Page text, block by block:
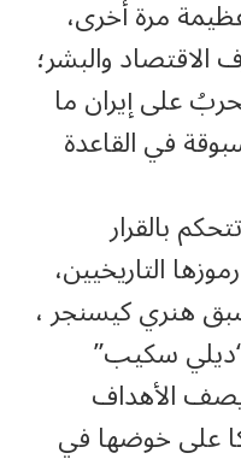
مرة أخرى،
والبشر؛
على إيران ما
في القاعدة
بالقرار
التاريخيين،
هنري كيسنجر ،
سكيب”
2012، وهو يصف الأهداف
على خوضها في